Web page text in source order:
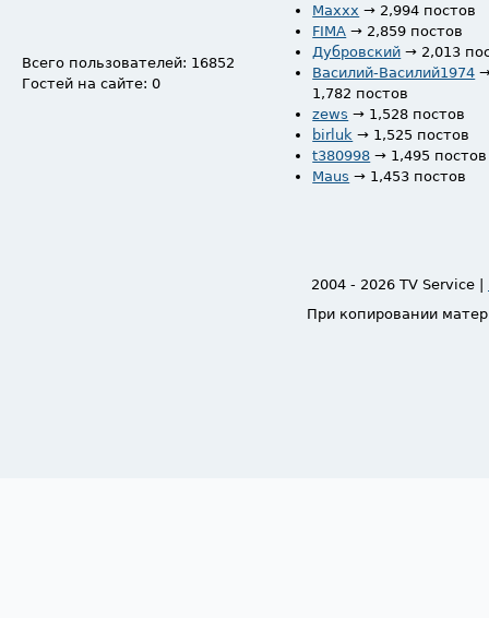
Всего пользователей: 16852
Гостей на сайте: 0
Maxxx → 2,994 постов
FIMA → 2,859 постов
Дубровский → 2,013
Василий-Василий1974
1,782 постов
zews → 1,528 постов
birluk → 1,525 постов
t380998 → 1,495 постов
Maus → 1,453 постов
2004 - 2026 TV Service |
При копировании